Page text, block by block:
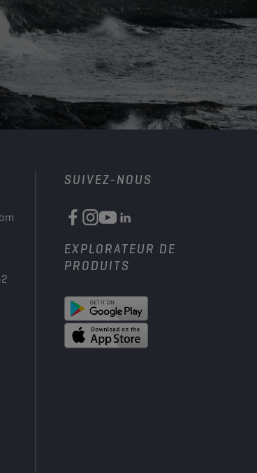
SUIVEZ-NOUS
EXPLORATEUR DE
PRODUITS